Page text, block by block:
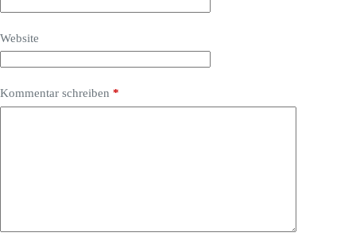
Website
Kommentar schreiben *